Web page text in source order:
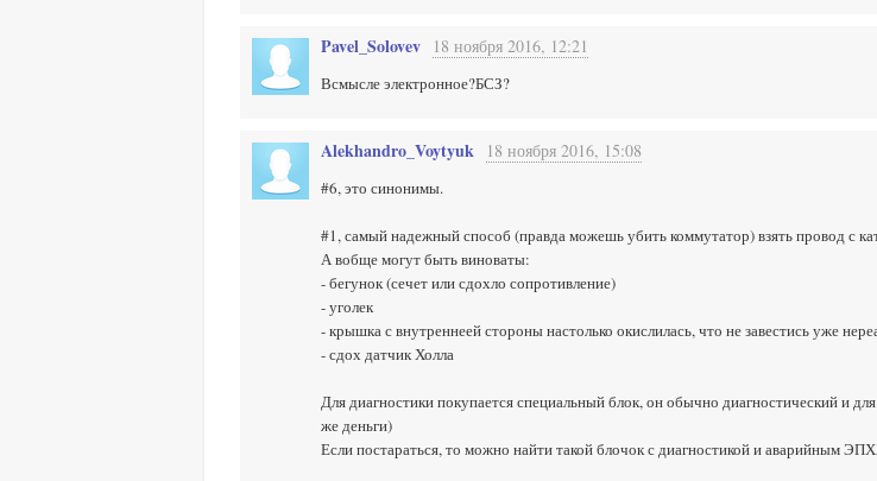
Pavel_Solovev 18 ноября 2016, 12:21
Всмысле электронное?БСЗ?
Alekhandro_Voytyuk 18 ноября 2016, 15:08
#6, это синонимы.
#1, самый надежный способ (правда можешь убить коммутатор) взять провод с
А вобще могут быть виноваты:
- бегунок (сечет или сдохло сопротивление)
- уголек
- крышка с внутреннеей стороны настолько окислилась, что не завестись уже
- сдох датчик Холла
Для диагностики покупается специальный блок, он обычно диагностический и
же деньги)
Если постараться, то можно найти такой блочок с диагностикой и аварийным